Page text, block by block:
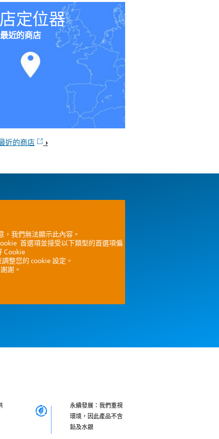
定位器
近的商店
近的商店
，我們無法顯示此內容。
首選項並接受以下類型的首選項偏
Cookie
整您的 cookie 設定。
謝謝。
永續發展：我們重視
環境，因此產品不含
鉛及水銀